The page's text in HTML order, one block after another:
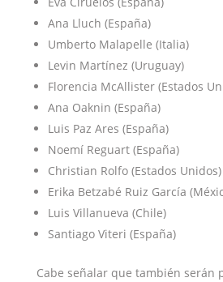
Ana Lluch (España)
Umberto Malapelle (Italia)
Levin Martínez (Uruguay)
Florencia McAllister (Estados
Ana Oaknin (España)
Luis Paz Ares (España)
Noemí Reguart (España)
Christian Rolfo (Estados Unidos)
Erika Betzabé Ruiz García
Luis Villanueva (Chile)
Santiago Viteri (España)
Cabe señalar que también serán